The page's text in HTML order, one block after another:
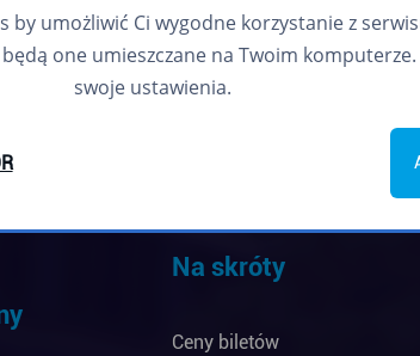
klimatyzacja zapowiadanie głosowe
Na skróty
Ceny biletów
umożliwić Ci wygodne korzystanie z
one umieszczane na Twoim
swoje ustawienia.